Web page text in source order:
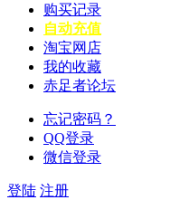
购买记录
自动充值
淘宝网店
我的收藏
赤足者论坛
忘记密码？
QQ登录
微信登录
登陆 注册